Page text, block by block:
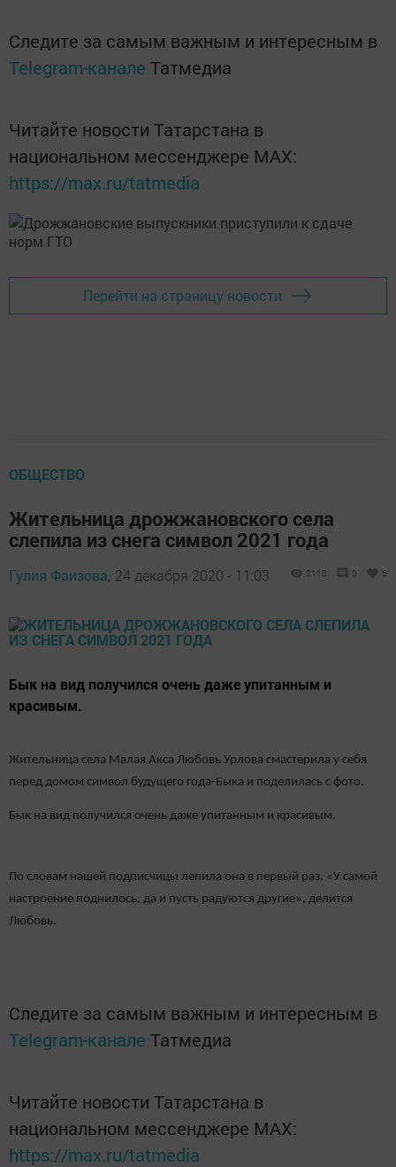
Следите за самым важным и интересным в
Telegram-канале Татмедиа
Читайте новости Татарстана в
национальном мессенджере MАХ:
https://max.ru/tatmedia
Перейти на страницу новости
ОБЩЕСТВО
Жительница дрожжановского села
слепила из снега символ 2021 года
Гулия Фаизова, 24 декабря 2020 - 11:03 2110 0 5
Бык на вид получился очень даже упитанным и
красивым.
Жительница села Малая Акса Любовь Урлова смастерила у себя
перед домом символ будущего года-Быка и поделилась с фото.
Бык на вид получился очень даже упитанным и красивым.
По словам нашей подписчицы лепила она в первый раз. «У самой
настроение поднилось, да и пусть радуются другие», делится
Любовь.
Следите за самым важным и интересным в
Telegram-канале Татмедиа
Читайте новости Татарстана в
национальном мессенджере MАХ:
https://max.ru/tatmedia